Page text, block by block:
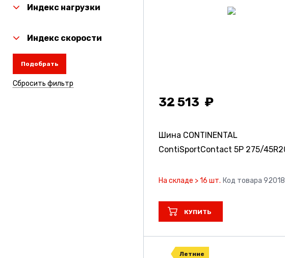
Linglong
Nitto
Rauffan
Индекс нагрузки
Индекс скорости
Подобрать
Сбросить фильтр
32 513
Шина CONTINENTAL
ContiSportContact 5P 275/
На складе > 16 шт. Код товара
КУПИТЬ
Летние